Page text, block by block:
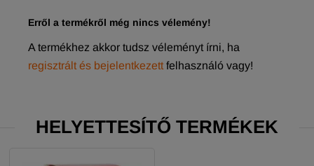
Erről a termékről még nincs vélemény!
A termékhez akkor tudsz véleményt írni, ha
regisztrált és bejelentkezett felhasználó vagy!
HELYETTESÍTŐ TERMÉKEK